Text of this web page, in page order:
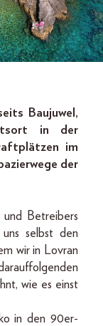
Baujuwel,
in der
im
der
Betreibers
selbst den
wir in Lovran
wie es einst
in den 90er-